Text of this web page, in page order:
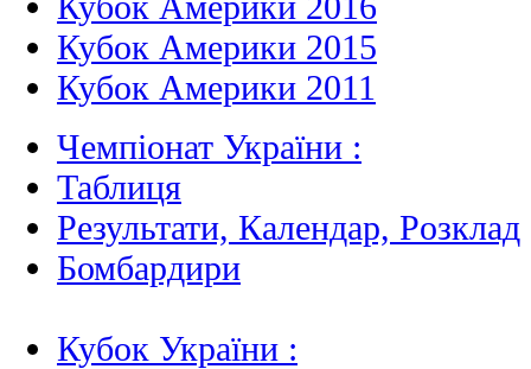
Кубок Америки 2015
Кубок Америки 2011
Чемпіонат України :
Таблиця
Результати, Календар, Poзклад
Бомбардири
Кубок України :